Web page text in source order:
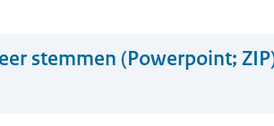
stemmen (Powerpoint;